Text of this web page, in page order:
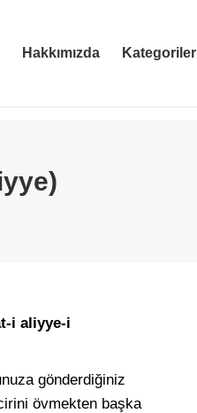
Hakkımızda Kategoriler
i aliyye-i
gönderdiğiniz
övmekten başka